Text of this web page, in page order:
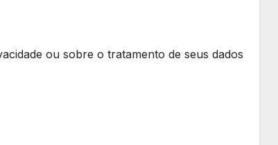
ou sobre o tratamento de seus dados